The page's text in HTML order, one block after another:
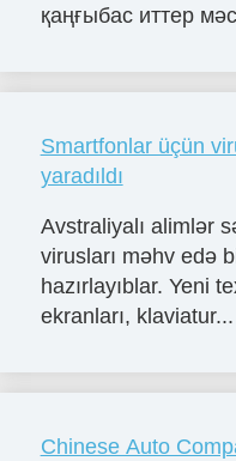
қаңғыбас иттер
Smartfonlar üçün
yaradıldı
Avstraliyalı alimlər
virusları məhv edə
hazırlayıblar. Yeni
ekranları, klaviatur...
Chinese Auto